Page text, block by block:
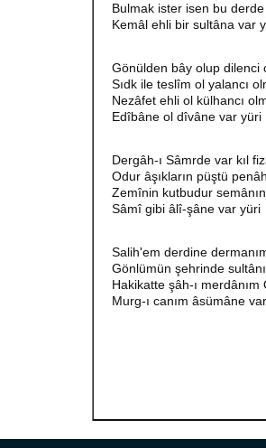
Bulmak ister isen bu
Kemâl ehli bir sultâna var
Gönülden bây olup dilenci
Sıdk ile teslîm ol yalancı
Nezâfet ehli ol külhancı
Edîbâne ol dîvâne var yüri
Dergâh-ı Sâmrde var kıl
Odur âşıkların püştü
Zemînin kutbudur semânın
Sâmî gibi âlî-şâne var yüri
Salih'em derdine
Gönlümün şehrinde
Hakikatte şâh-ı merdânım
Murg-ı canım âsümâne